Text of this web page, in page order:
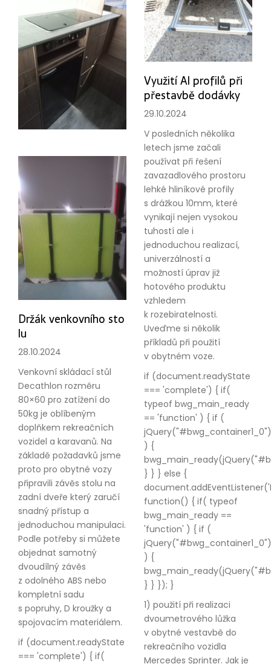
Využití Al profilů při
přestavbě dodávky
29.10.2024
V posledních několika
letech jsme začali
používat při řešení
zavazadlového prostoru
lehké hliníkové profily
s drážkou 10mm, které
vynikají nejen vysokou
tuhostí ale i
jednoduchou realizací,
univerzálností a
možností úprav již
hotového produktu
vzhledem
k rozebiratelnosti.
Uveďme si několik
příkladů při použití
v obytném voze.
if (document.readyState
=== 'complete') { if(
typeof bwg_main_ready
== 'function' ) { if (
) {
} } } else {
function() { if( typeof
bwg_main_ready ==
'function' ) { if (
) {
} } }); }
1) použití při realizaci
dvoumetrového lůžka
v obytné vestavbě do
rekreačního vozidla
Mercedes Sprinter. Jak je
Držák venkovního sto
lu
28.10.2024
Venkovní skládací stůl
Decathlon rozměru
80×60 pro zatížení do
50kg je oblíbeným
doplňkem rekreačních
vozidel a karavanů. Na
základě požadavků jsme
proto pro obytné vozy
připravili závěs stolu na
zadní dveře který zaručí
snadný přístup a
jednoduchou manipulaci.
Podle potřeby si můžete
objednat samotný
dvoudílný závěs
z odolného ABS nebo
kompletní sadu
s popruhy, D kroužky a
spojovacím materiálem.
if (document.readyState
=== 'complete') { if(